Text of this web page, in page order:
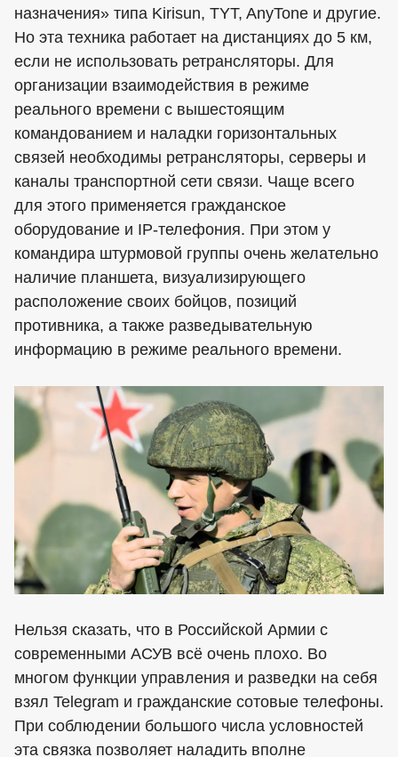
назначения» типа Kirisun, TYT, AnyTone и другие.
Но эта техника работает на дистанциях до 5 км,
если не использовать ретрансляторы. Для
организации взаимодействия в режиме
реального времени с вышестоящим
командованием и наладки горизонтальных
связей необходимы ретрансляторы, серверы и
каналы транспортной сети связи. Чаще всего
для этого применяется гражданское
оборудование и IP-телефония. При этом у
командира штурмовой группы очень желательно
наличие планшета, визуализирующего
расположение своих бойцов, позиций
противника, а также разведывательную
информацию в режиме реального времени.
Нельзя сказать, что в Российской Армии с
современными АСУВ всё очень плохо. Во
многом функции управления и разведки на себя
взял Telegram и гражданские сотовые телефоны.
При соблюдении большого числа условностей
эта связка позволяет наладить вполне